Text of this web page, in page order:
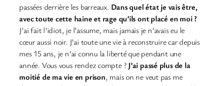
passées derrière les barreaux. Dans quel état je vais être,
avec toute cette haine et rage qu’ils ont placé en moi ?
J’ai fait l’idiot, je l’assume, mais jamais je n’avais eu le
cœur aussi noir. J’ai toute une vie à reconstruire car depuis
mes 15 ans, je n’ai connu la liberté que pendant une
année. Vous vous rendez compte ?J’ai passé plus de la
moitié de ma vie en prison, mais on ne veut pas me